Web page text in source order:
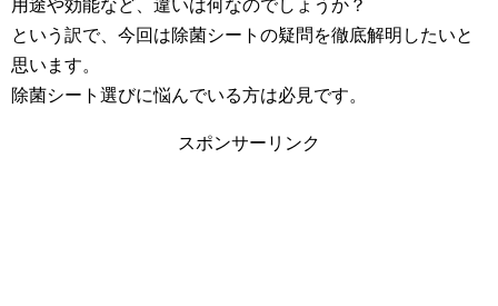
用途や効能など、違いは何なのでしょうか？
という訳で、今回は除菌シートの疑問を徹底解明したいと
思います。
除菌シート選びに悩んでいる方は必見です。
スポンサーリンク